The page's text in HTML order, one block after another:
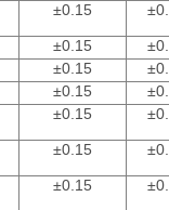
±0.15
±0.15
±0.15
±0.15
±0.15
±0.15
±0.15